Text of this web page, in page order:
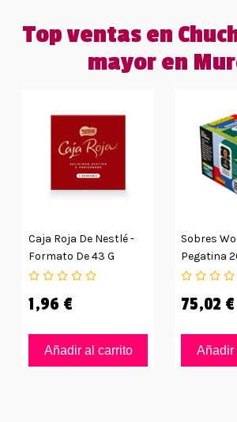
Top ventas en
mayor en
Caja Roja De Nestlé -
Formato De 43 G
1,96 €
Añadir al carrito
Sobres
Pegatina
75,02 €
Añadir